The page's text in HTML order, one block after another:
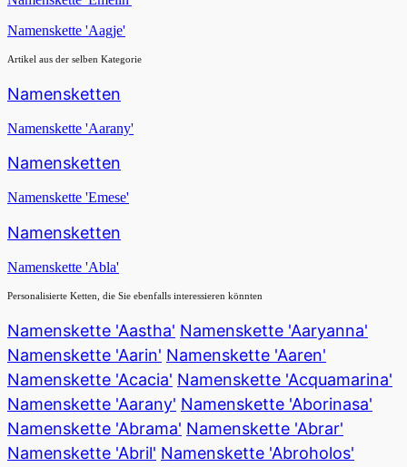
Namenskette 'Aagje'
Artikel aus der selben Kategorie
Namensketten
Namenskette 'Aarany'
Namensketten
Namenskette 'Emese'
Namensketten
Namenskette 'Abla'
Personalisierte Ketten, die Sie ebenfalls interessieren könnten
Namenskette 'Aastha' Namenskette 'Aaryanna'
Namenskette 'Aarin' Namenskette 'Aaren'
Namenskette 'Acacia' Namenskette 'Acquamarina'
Namenskette 'Aarany' Namenskette 'Aborinasa'
Namenskette 'Abrama' Namenskette 'Abrar'
Namenskette 'Abril' Namenskette 'Abroholos'